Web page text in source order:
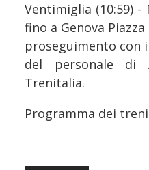
Ventimiglia (10:59) -
fino a Genova
proseguimento con
del personale di
Trenitalia.
Programma dei